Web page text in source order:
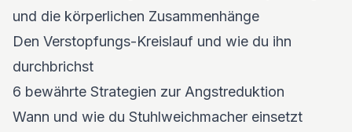
und die körperlichen Zusammenhänge
Den Verstopfungs-Kreislauf und wie du ihn
durchbrichst
6 bewährte Strategien zur Angstreduktion
Wann und wie du Stuhlweichmacher einsetzt